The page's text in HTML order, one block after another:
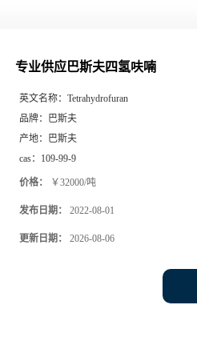
专业供应巴斯夫四氢呋喃
英文名称： Tetrahydrofuran
品牌： 巴斯夫
产地： 巴斯夫
cas： 109-99-9
价格： ￥32000/吨
发布日期： 2022-08-01
更新日期： 2026-08-06